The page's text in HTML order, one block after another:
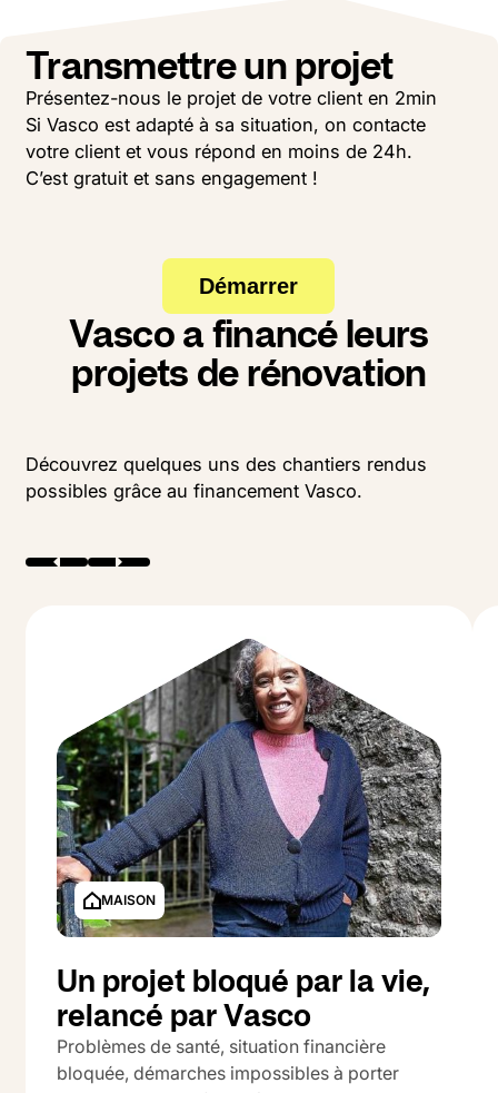
Transmettre un projet
Présentez-nous le projet de votre client en 2min
Si Vasco est adapté à sa situation, on contacte
votre client et vous répond en moins de 24h.
C’est gratuit et sans engagement !
Démarrer
Vasco a financé leurs
projets de rénovation
Découvrez quelques uns des chantiers rendus
possibles grâce au financement Vasco.
MAISON
Un projet bloqué par la vie,
relancé par Vasco
Problèmes de santé, situation financière
bloquée, démarches impossibles à porter